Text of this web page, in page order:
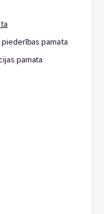
piederības pamata
pamata